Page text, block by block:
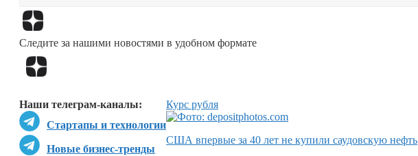
Следите за нашими новостями в удобном формате
Наши телеграм-каналы:
Стартапы и технологии
Новые бизнес-тренды
Курс рубля
США впервые за 40 лет не купили саудовскую нефть